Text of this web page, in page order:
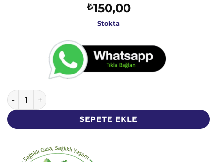
₺150,00
Stokta
Bamya Tohumu - 500 Gram - Yerli Katkısız Temiz Elenmiş
SEPETE EKLE